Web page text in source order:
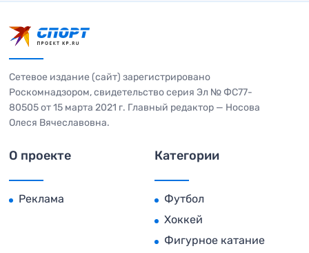
Сетевое издание (сайт) зарегистрировано
Роскомнадзором, свидетельство серия Эл № ФС77-
80505 от 15 марта 2021 г. Главный редактор — Носова
Олеся Вячеславовна.
О проекте
Реклама
Категории
Футбол
Хоккей
Фигурное катание